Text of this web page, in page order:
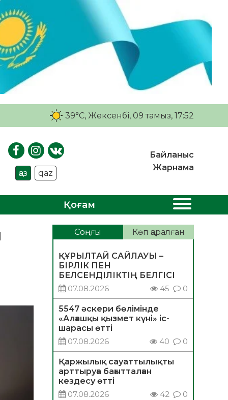
39°C, Жексенбі, 09 тамыз, 17:52
қаз qaz
Байланыс
Жарнама
Қоғам
Соңғы Көп қаралған
ҚҰРЫЛТАЙ САЙЛАУЫ –
БІРЛІК ПЕН
БЕЛСЕНДІЛІКТІҢ БЕЛГІСІ
07.08.2026
45 0
5547 әскери бөлімінде
«Алғашқы қызмет күні» іс-
шарасы өтті
07.08.2026
40 0
Қаржылық сауаттылықты
арттыруға бағытталған
кездесу өтті
07.08.2026
42 0